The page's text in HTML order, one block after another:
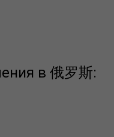
в 俄罗斯: